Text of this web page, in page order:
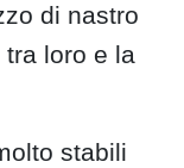
di nastro
loro e la
stabili